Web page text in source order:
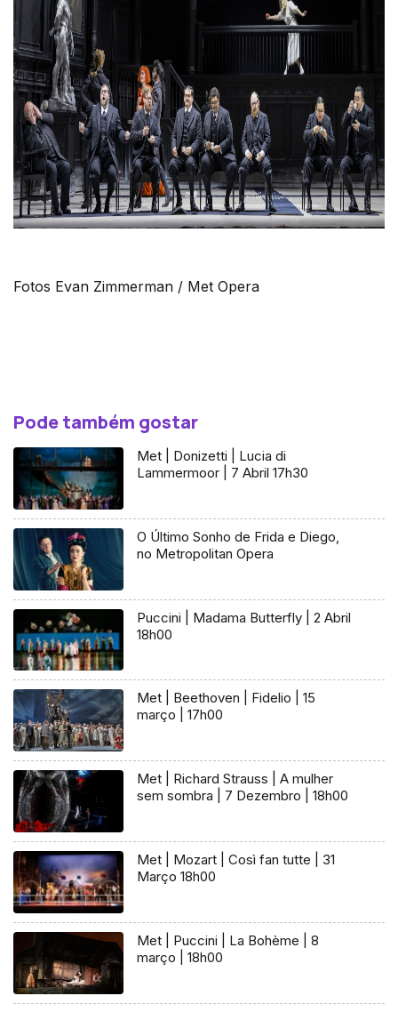
Fotos Evan Zimmerman / Met Opera
Pode também gostar
Met | Donizetti | Lucia di
Lammermoor | 7 Abril 17h30
O Último Sonho de Frida e Diego,
no Metropolitan Opera
Puccini | Madama Butterfly | 2 Abril
18h00
Met | Beethoven | Fidelio | 15
março | 17h00
Met | Richard Strauss | A mulher
sem sombra | 7 Dezembro | 18h00
Met | Mozart | Così fan tutte | 31
Março 18h00
Met | Puccini | La Bohème | 8
março | 18h00